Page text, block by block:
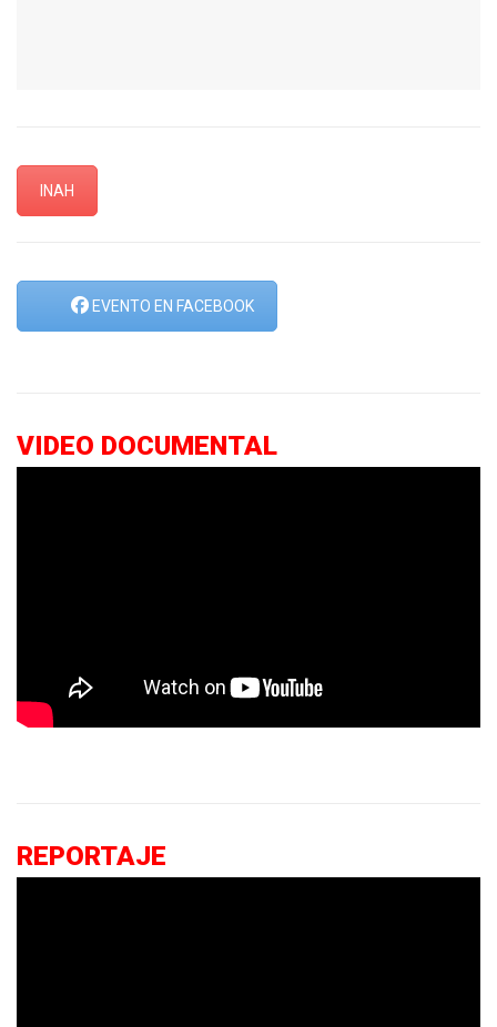
INAH
EVENTO EN FACEBOOK
VIDEO DOCUMENTAL
REPORTAJE